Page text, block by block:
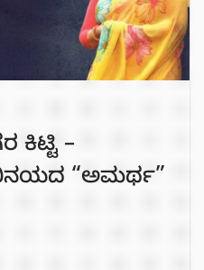
ಕಿಟ್ಟಿ –
“ಅಮರ್ಥ”